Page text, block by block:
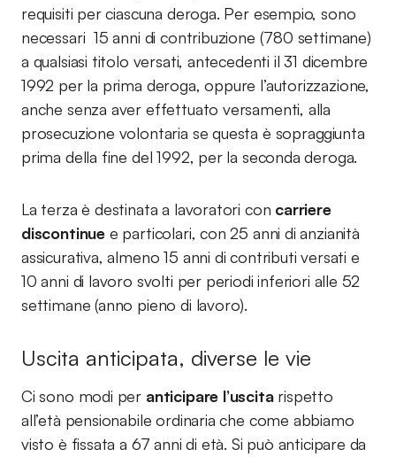
requisiti per ciascuna deroga. Per esempio, sono
necessari 15 anni di contribuzione (780 settimane)
a qualsiasi titolo versati, antecedenti il 31 dicembre
1992 per la prima deroga, oppure l’autorizzazione,
anche senza aver effettuato versamenti, alla
prosecuzione volontaria se questa è sopraggiunta
prima della fine del 1992, per la seconda deroga.
La terza è destinata a lavoratori con carriere
discontinue e particolari, con 25 anni di anzianità
assicurativa, almeno 15 anni di contributi versati e
10 anni di lavoro svolti per periodi inferiori alle 52
settimane (anno pieno di lavoro).
Uscita anticipata, diverse le vie
Ci sono modi per anticipare l’uscitarispetto
all’età pensionabile ordinaria che come abbiamo
visto è fissata a 67 anni di età. Si può anticipare da